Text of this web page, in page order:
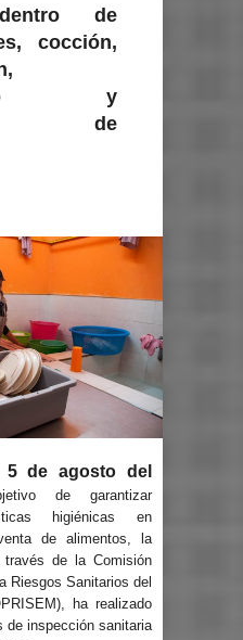
de
cocción,
y
de
5 de agosto del
de garantizar
higiénicas en
de alimentos, la
de la Comisión
Riesgos Sanitarios del
ha realizado
inspección sanitaria